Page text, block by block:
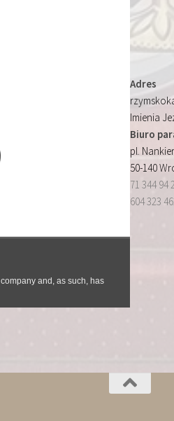
Adres
Imienia
Biuro
pl.
50-140
71 344 94
604 323